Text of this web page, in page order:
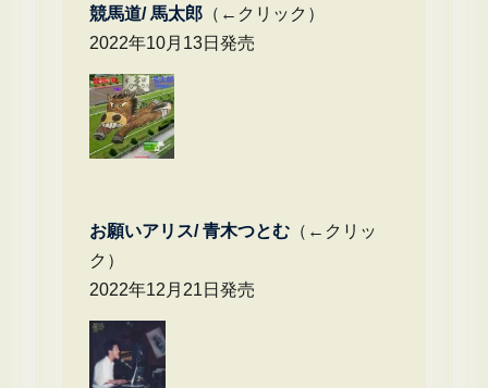
競馬道/ 馬太郎（←クリック）
2022年10月13日発売
お願いアリス/ 青木つとむ（←クリッ
ク）
2022年12月21日発売